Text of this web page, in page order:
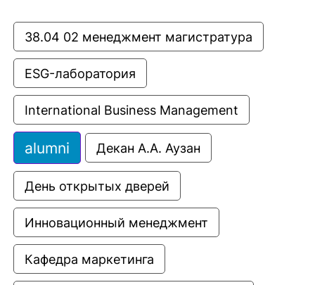
38.04 02 менеджмент магистратура
ESG-лаборатория
International Business Management
alumni Декан А.А. Аузан
День открытых дверей
Инновационный менеджмент
Кафедра маркетинга